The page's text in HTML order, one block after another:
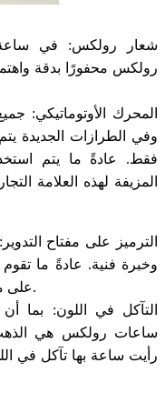
شعار رولكس: في ساعة
رولكس محفورًا بدقة
المحرك الأوتوماتيكي:
وفي الطرازات الجديدة
فقط. عادةً ما يتم
المزيفة لهذه العلامة
الترميز على مفتاح
وخبرة فنية. عادةً ما
على مفتاح التدوير باستخدام نقطة وخط.
التآكل في اللون: بما
ساعات رولكس هي الذهب،
رأيت ساعة بها تآكل في